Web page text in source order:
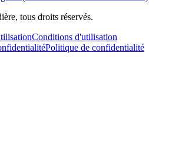
tous droits réservés.
Conditions d'utilisation
Politique de confidentialité